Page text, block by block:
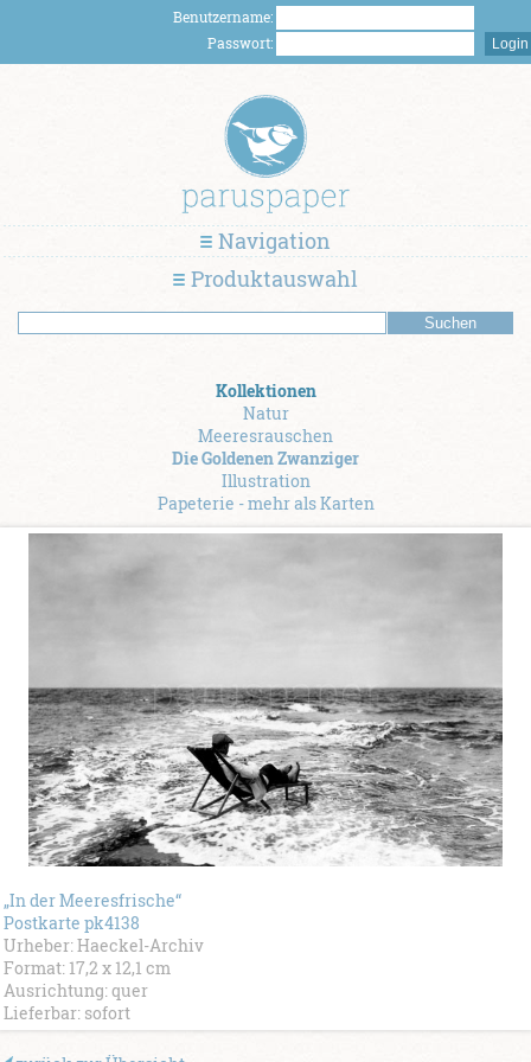
Benutzername:
Passwort:
Navigation
Produktauswahl
Kollektionen
Natur
Meeresrauschen
Die Goldenen Zwanziger
Illustration
Papeterie - mehr als Karten
„In der Meeresfrische“
Postkarte pk4138
Urheber: Haeckel-Archiv
Format: 17,2 x 12,1 cm
Ausrichtung: quer
Lieferbar: sofort